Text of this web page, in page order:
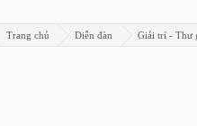
Trang chủ Diễn đàn Giải trí - Thư